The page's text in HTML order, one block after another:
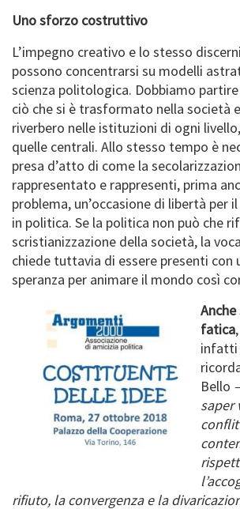
Uno sforzo costruttivo
L’impegno creativo e lo stesso
possono concentrarsi su modelli
scienza politologica. Dobbiamo
ciò che si è trasformato nella società
riverbero nelle istituzioni di ogni
quelle centrali. Allo stesso tempo è
presa d’atto di come la
rappresentato e rappresenti, prima
problema, un’occasione di libertà per
in politica. Se la politica non può che
scristianizzazione della società, la
chiede tuttavia di essere presenti con
speranza per animare il mondo così
fatica
infatti
Bello
saper
rifiuto, la convergenza e la